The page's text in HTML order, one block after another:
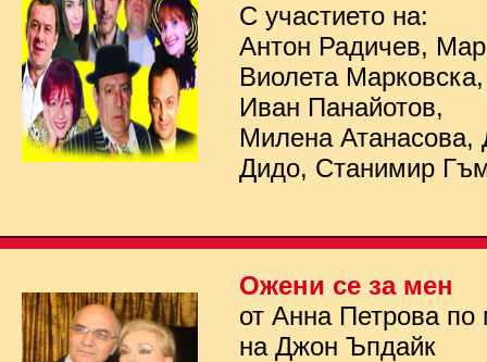
С участието на:
Антон Радичев,
Виолета
Иван Панайотов,
Милена Атанасова,
Дидо, Станимир
Ожени се за мен
от Анна Петрова по
на Джон Ъпдайк